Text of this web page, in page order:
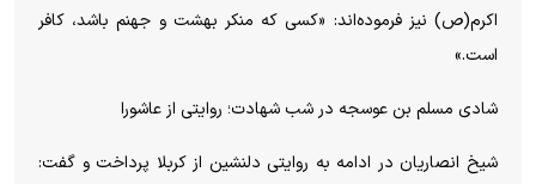
اکرم(ص) نیز فرموده‌اند: «کسی که منکر بهشت و جهنم باشد، کافر
است.»
شادی مسلم بن عوسجه در شب شهادت؛ روایتی از عاشورا
شیخ انصاریان در ادامه به روایتی دلنشین از کربلا پرداخت و گفت: